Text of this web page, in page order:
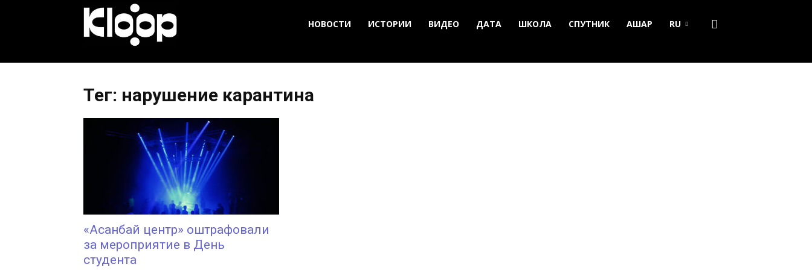
Новости
Кыргызстана
НОВОСТИ ИСТОРИИ ВИДЕО ДАТА ШКОЛА СПУТНИК АШАР RU
Тег: нарушение карантина
«Асанбай центр» оштрафовали
за мероприятие в День
студента